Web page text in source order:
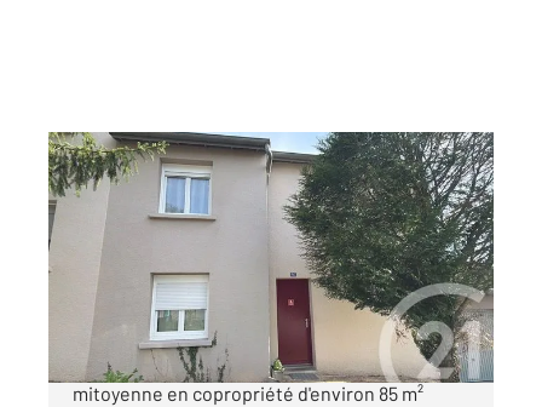
ANNONAY 07
85,37 m
, 5 pièces
Ref : 5205
Maison à vendre
170 000 €
ANNONAY - Secteur du Pilat Jolie maison
mitoyenne en copropriété d'environ 85 m²